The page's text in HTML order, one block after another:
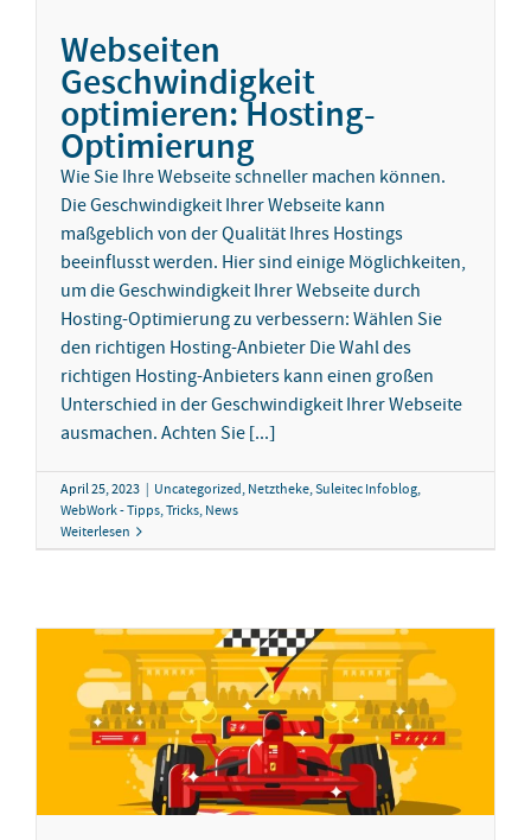
Webseiten
Geschwindigkeit
optimieren: Hosting-
Optimierung
Wie Sie Ihre Webseite schneller machen können.
Die Geschwindigkeit Ihrer Webseite kann
maßgeblich von der Qualität Ihres Hostings
beeinflusst werden. Hier sind einige Möglichkeiten,
um die Geschwindigkeit Ihrer Webseite durch
Hosting-Optimierung zu verbessern: Wählen Sie
den richtigen Hosting-Anbieter Die Wahl des
richtigen Hosting-Anbieters kann einen großen
Unterschied in der Geschwindigkeit Ihrer Webseite
ausmachen. Achten Sie [...]
April 25, 2023 | Uncategorized,Netztheke,Suleitec Infoblog,
WebWork - Tipps, Tricks, News
Weiterlesen